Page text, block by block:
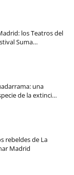
los Teatros del
Suma…
una
de la extinci…
rebeldes de La
Madrid